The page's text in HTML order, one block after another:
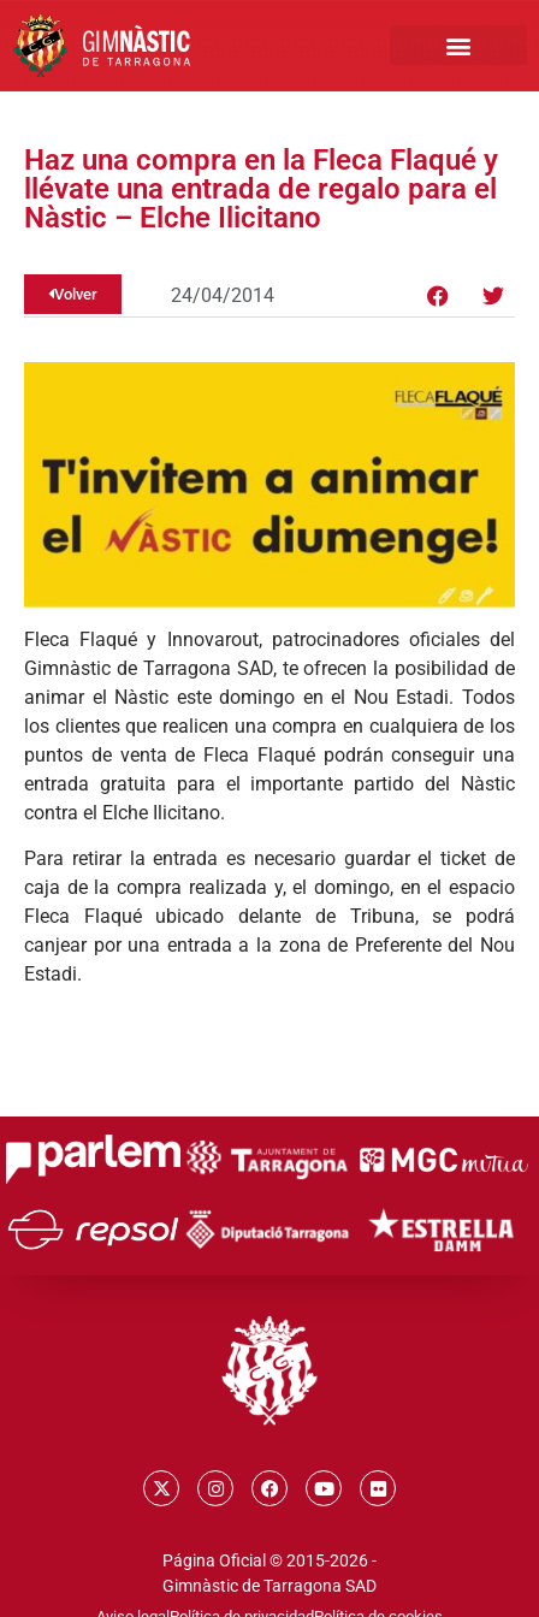
Haz una compra en la Fleca Flaqué y
llévate una entrada de regalo para el
Nàstic – Elche Ilicitano
Volver 24/04/2014
Fleca Flaqué y Innovarout, patrocinadores oficiales del
Gimnàstic de Tarragona SAD, te ofrecen la posibilidad de
animar el Nàstic este domingo en el Nou Estadi. Todos
los clientes que realicen una compra en cualquiera de los
puntos de venta de Fleca Flaqué podrán conseguir una
entrada gratuita para el importante partido del Nàstic
contra el Elche Ilicitano.
Para retirar la entrada es necesario guardar el ticket de
caja de la compra realizada y, el domingo, en el espacio
Fleca Flaqué ubicado delante de Tribuna, se podrá
canjear por una entrada a la zona de Preferente del Nou
Estadi.
Página Oficial © 2015-2026 -
Gimnàstic de Tarragona SAD